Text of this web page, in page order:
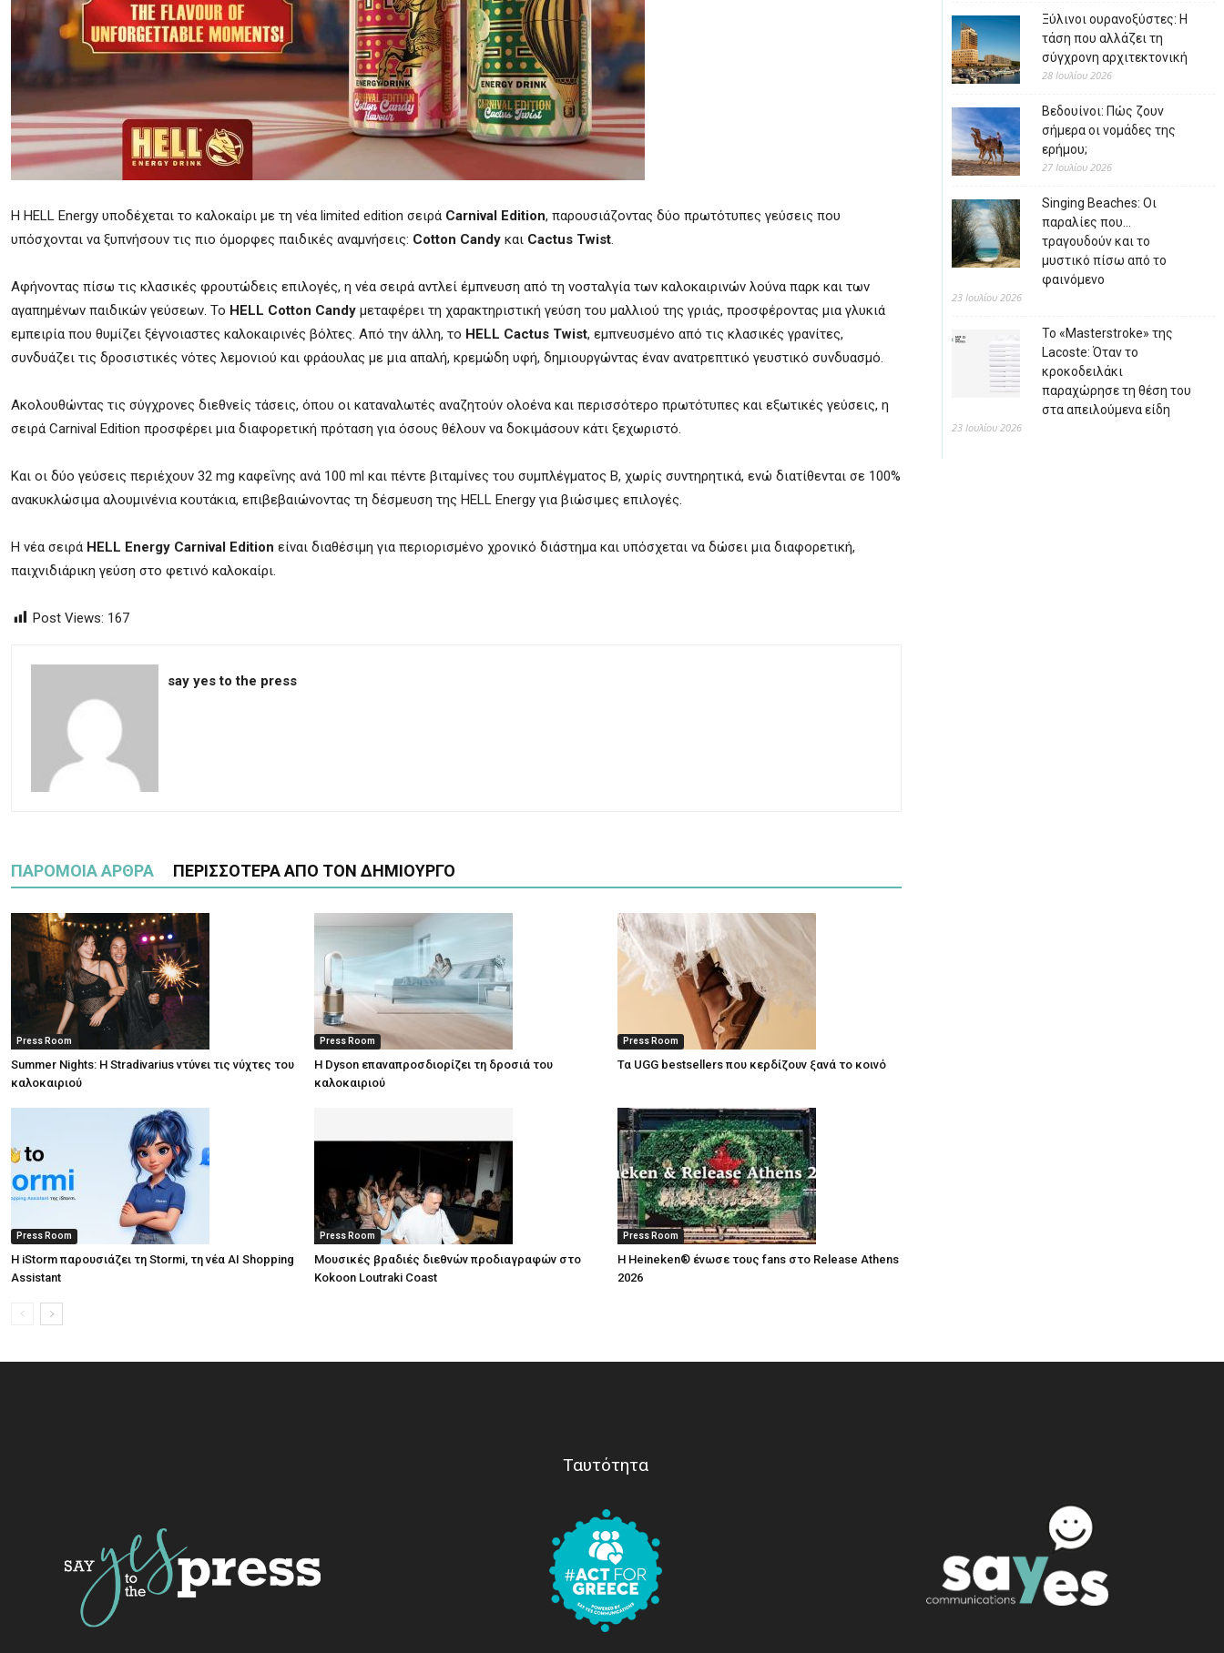
Η HELL Energy υποδέχεται το καλοκαίρι με τη νέα limited edition σειρά Carnival Edition, παρουσιάζοντας δύο πρωτότυπες γεύσεις που
υπόσχονται να ξυπνήσουν τις πιο όμορφες παιδικές αναμνήσεις: Cotton Candy και Cactus Twist.
Αφήνοντας πίσω τις κλασικές φρουτώδεις επιλογές, η νέα σειρά αντλεί έμπνευση από τη νοσταλγία των καλοκαιρινών λούνα παρκ και των
αγαπημένων παιδικών γεύσεων. Το HELL Cotton Candy μεταφέρει τη χαρακτηριστική γεύση του μαλλιού της γριάς, προσφέροντας μια γλυκιά
εμπειρία που θυμίζει ξέγνοιαστες καλοκαιρινές βόλτες. Από την άλλη, το HELL Cactus Twist, εμπνευσμένο από τις κλασικές γρανίτες,
συνδυάζει τις δροσιστικές νότες λεμονιού και φράουλας με μια απαλή, κρεμώδη υφή, δημιουργώντας έναν ανατρεπτικό γευστικό συνδυασμό.
Ακολουθώντας τις σύγχρονες διεθνείς τάσεις, όπου οι καταναλωτές αναζητούν ολοένα και περισσότερο πρωτότυπες και εξωτικές γεύσεις, η
σειρά Carnival Edition προσφέρει μια διαφορετική πρόταση για όσους θέλουν να δοκιμάσουν κάτι ξεχωριστό.
Και οι δύο γεύσεις περιέχουν 32 mg καφεΐνης ανά 100 ml και πέντε βιταμίνες του συμπλέγματος Β, χωρίς συντηρητικά, ενώ διατίθενται σε 100%
ανακυκλώσιμα αλουμινένια κουτάκια, επιβεβαιώνοντας τη δέσμευση της HELL Energy για βιώσιμες επιλογές.
Η νέα σειρά HELL Energy Carnival Edition είναι διαθέσιμη για περιορισμένο χρονικό διάστημα και υπόσχεται να δώσει μια διαφορετική,
παιχνιδιάρικη γεύση στο φετινό καλοκαίρι.
Post Views: 167
say yes to the press
ΠΑΡΟΜΟΙΑ ΑΡΘΡΑ ΠΕΡΙΣΣΟΤΕΡΑ ΑΠΟ ΤΟΝ ΔΗΜΙΟΥΡΓΟ
Press Room
Summer Nights: Η Stradivarius ντύνει τις νύχτες του
καλοκαιριού
Press Room
Η Dyson επαναπροσδιορίζει τη δροσιά του
καλοκαιριού
Press Room
Τα UGG bestsellers που κερδίζουν ξανά το κοινό
Press Room
Η iStorm παρουσιάζει τη Stormi, τη νέα AI Shopping
Assistant
Press Room
Μουσικές βραδιές διεθνών προδιαγραφών στο
Kokoon Loutraki Coast
Press Room
Η Heineken® ένωσε τους fans στο Release Athens
2026
Ξύλινοι ουρανοξύστες: Η
τάση που αλλάζει τη
σύγχρονη αρχιτεκτονική
28 Ιουλίου 2026
Βεδουίνοι: Πώς ζουν
σήμερα οι νομάδες της
ερήμου;
27 Ιουλίου 2026
Singing Beaches: Οι
παραλίες που…
τραγουδούν και το
μυστικό πίσω από το
φαινόμενο
23 Ιουλίου 2026
Το «Masterstroke» της
Lacoste: Όταν το
κροκοδειλάκι
παραχώρησε τη θέση του
στα απειλούμενα είδη
23 Ιουλίου 2026
Ταυτότητα